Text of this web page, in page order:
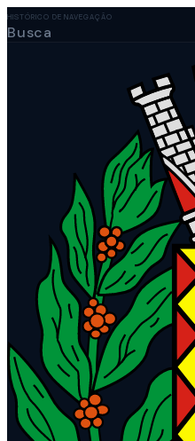
HISTÓRICO DE NAVEGAÇÃO
Busca